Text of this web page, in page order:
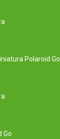
Polaroid Go
Go